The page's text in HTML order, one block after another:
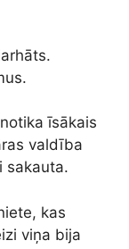
īsākais
valdība
sakauta.
kas
viņa bija